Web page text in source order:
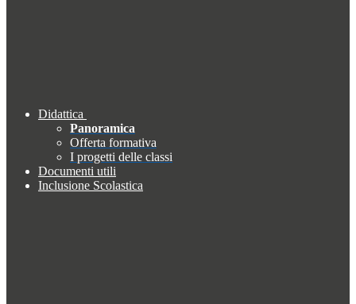
Didattica
Panoramica
Offerta formativa
I progetti delle classi
Documenti utili
Inclusione Scolastica